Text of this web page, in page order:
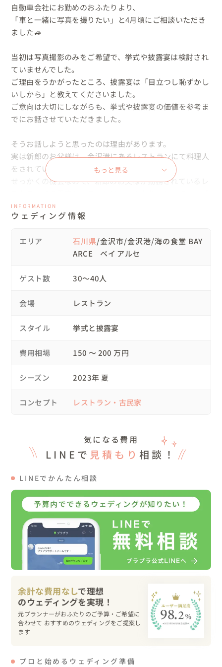
自動車会社にお勤めのおふたりより、
「車と一緒に写真を撮りたい」と4月頃にご相談いただき
ました🚙
当初は写真撮影のみをご希望で、挙式や披露宴は検討され
ていませんでした。
ご理由をうかがったところ、披露宴は「目立つし恥ずかし
いしから」と教えてくださいました。
ご意向は大切にしながらも、挙式や披露宴の価値を参考ま
でにお話させていただきました。
そうお話しようと思ったのは理由があります。
実は新郎のお父様は、金沢港にあるレストランにて料理人
をされています。
せっかくの機会なので、新郎のお父様が勤務されているレ
家族にとっても、素敵な思い出になるのではとご提案させ
ていただきました。
検討された結果、おふたりは挙式・披露宴の開催を決断さ
💍おふたりからのリクエスト
雨天だったので、海岸沿いの高架下で撮影🚗
が残せました。
だきました🌈
・予算を考慮して、ロケーション撮影は披露宴当日に実施
・「目立つのは恥ずかしい」という理由で結婚式を検討さ
れていなかったので、挙式はレストランにて、披露宴の中
トホームな雰囲気にて開催することができました。
・披露宴では、主にお食事を楽しんでいただきながら、お
ふたりに関するクイズ大会をしたり、ゲストと触れ合いな
がら過ごせる演出を組み込みました。
💍大切にしたことやコンセプト
話をさせていただき、
『ここでするからこそ、精いっぱいもてなしたい！』とい
うお気持ちを、沢山伺うことができました。
父様ご自身から紹介していただきました🎤
もっと見る
INFORMATION
ウェディング情報
エリア 石川県/金沢市/金沢港/海の食堂 BAY
ARCE ベイ アルセ
ゲスト数 30〜40人
会場 レストラン
スタイル 挙式と披露宴
費用相場 150 〜 200 万円
シーズン 2023年 夏
コンセプト レストラン・古民家
気になる費用
LINEで 見積もり 相談！
LINEでかんたん相談
余計な費用なしで理想
元プランナーがおふたりのご予算・ご希望に
合わせて おすすめのウェディングをご提案し
ます
プロと始めるウェディング準備